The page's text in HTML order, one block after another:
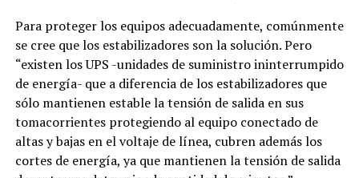
Para proteger los equipos adecuadamente, comúnmente
se cree que los estabilizadores son la solución. Pero
“existen los UPS -unidades de suministro ininterrumpido
de energía- que a diferencia de los estabilizadores que
sólo mantienen estable la tensión de salida en sus
tomacorrientes protegiendo al equipo conectado de
altas y bajas en el voltaje de línea, cubren además los
cortes de energía, ya que mantienen la tensión de salida